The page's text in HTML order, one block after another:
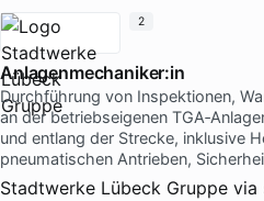
Anlagenmechaniker:in
Durchführung von Inspektionen,
an der betriebseigenen
und entlang der Strecke, inklusive
pneumatischen Antrieben,
Stadtwerke Lübeck Gruppe via
2